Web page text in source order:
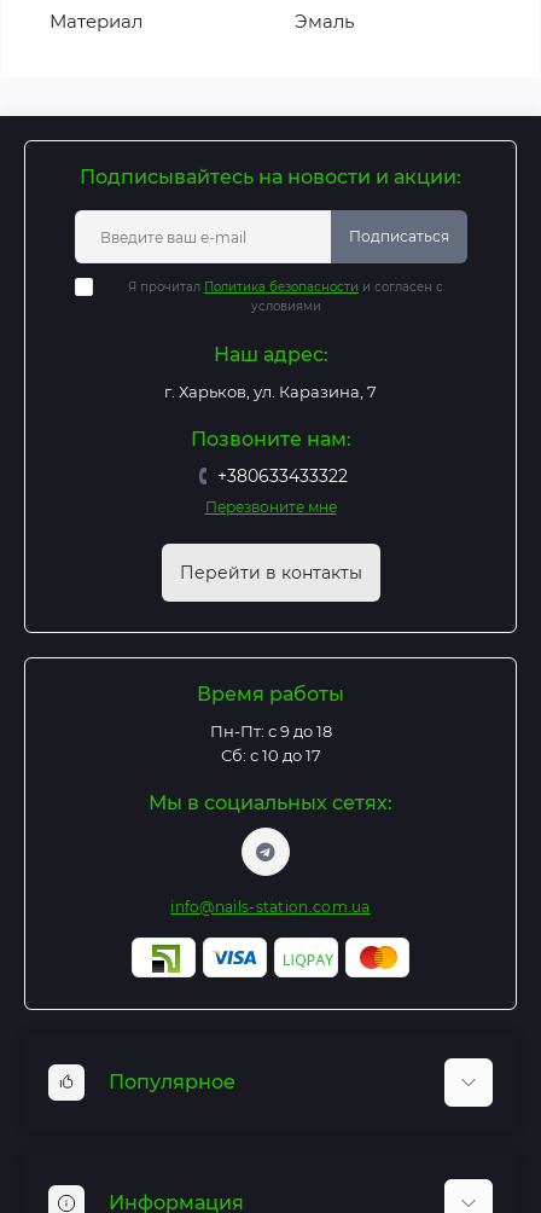
Материал Эмаль
Подписывайтесь на новости и акции:
Подписаться
Я прочитал Политика безопасности и согласен с
условиями
Наш адрес:
г. Харьков, ул. Каразина, 7
Позвоните нам:
+380633433322
Перезвоните мне
Перейти в контакты
Время работы
Пн-Пт: с 9 до 18
Сб: с 10 до 17
Мы в социальных сетях:
info@nails-station.com.ua
Популярное
Гель лаки
Информация